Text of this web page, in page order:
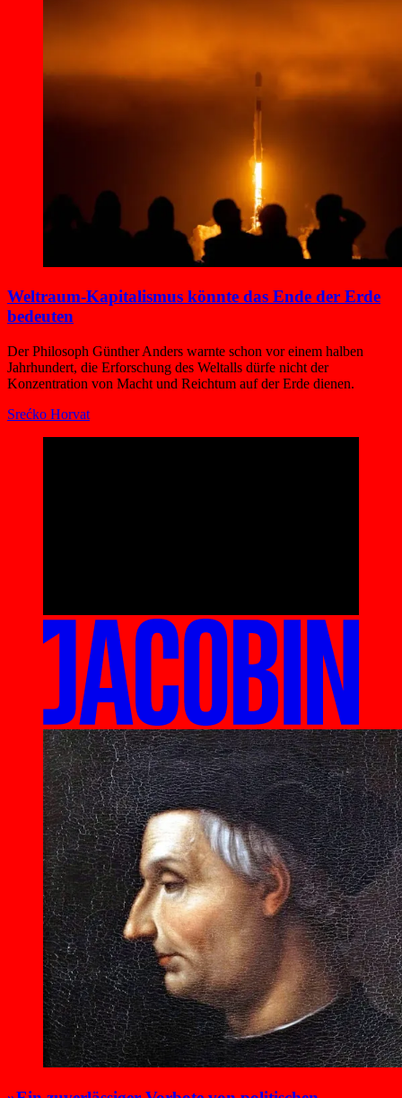
Weltraum-Kapitalismus könnte das Ende der Erde
bedeuten
Der Philosoph Günther Anders warnte schon vor einem halben
Jahrhundert, die Erforschung des Weltalls dürfe nicht der
Konzentration von Macht und Reichtum auf der Erde dienen.
Srećko Horvat